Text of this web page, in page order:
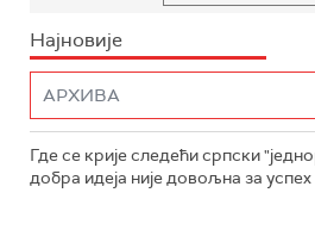
Најновије
Где се крије следећи српски
добра идеја није довољна за успех